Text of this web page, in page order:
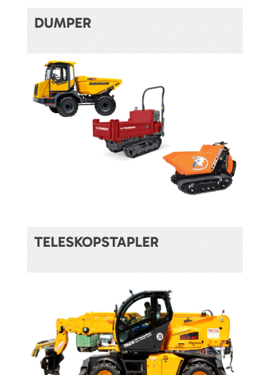
DUMPER
TELESKOPSTAPLER